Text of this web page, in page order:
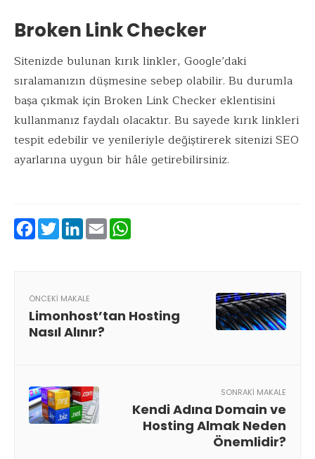
Broken Link Checker
Sitenizde bulunan kırık linkler, Google’daki
sıralamanızın düşmesine sebep olabilir. Bu durumla
başa çıkmak için Broken Link Checker eklentisini
kullanmanız faydalı olacaktır. Bu sayede kırık linkleri
tespit edebilir ve yenileriyle değiştirerek sitenizi SEO
ayarlarına uygun bir hâle getirebilirsiniz.
Facebook
Twitter
LinkedIn
Email
ÖNCEKI MAKALE
Limonhost’tan Hosting
Nasıl Alınır?
SONRAKI MAKALE
Kendi Adına Domain ve
Hosting Almak Neden
Önemlidir?